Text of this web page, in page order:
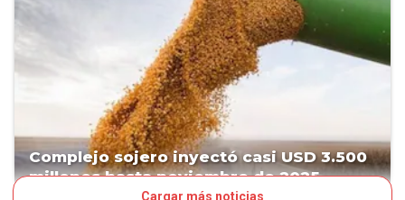
Complejo sojero inyectó casi USD 3.500
millones hasta noviembre de 2025
Cargar más noticias